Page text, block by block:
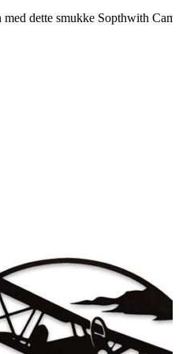
dette smukke Sopthwith